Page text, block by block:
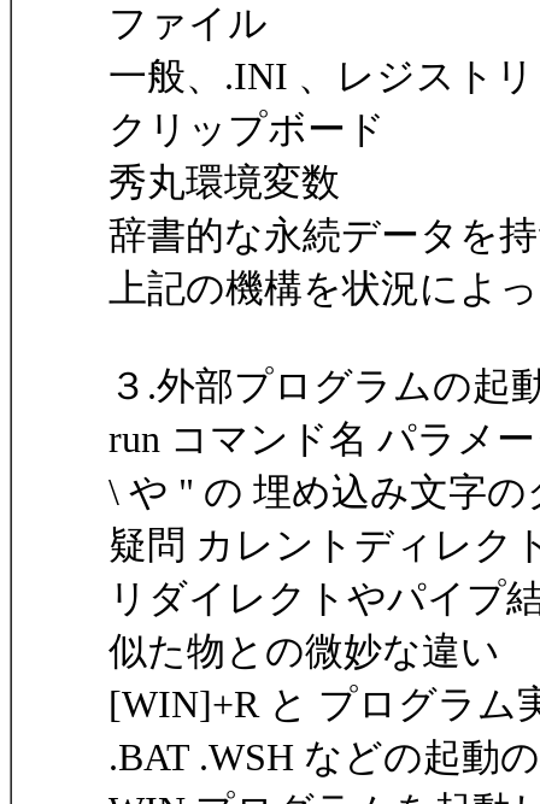
ファイル
一般、.INI 、レジストリ
クリップボード
秀丸環境変数
辞書的な永続データを
上記の機構を状況によ
３.外部プログラムの起
run コマンド名 パラメ
\ や " の 埋め込み文字
疑問 カレントディレク
リダイレクトやパイプ
似た物との微妙な違い
[WIN]+R と プログラム
.BAT .WSH などの起動